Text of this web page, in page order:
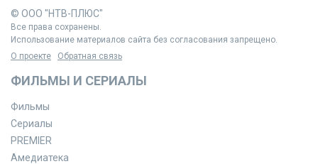
© ООО "НТВ-ПЛЮС"
Все права сохранены.
Использование материалов сайта без согласования запрещено.
О проекте
Обратная связь
ФИЛЬМЫ И СЕРИАЛЫ
Фильмы
Сериалы
PREMIER
Амедиатека